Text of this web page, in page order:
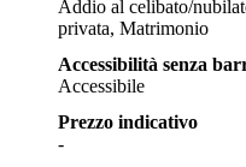
Addio al celibato/
privata, Matrimonio
Accessibilità senza
Accessibile
Prezzo indicativo
-